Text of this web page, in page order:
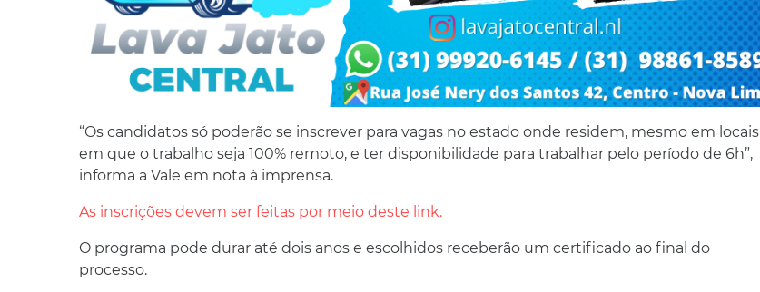
“Os candidatos só poderão se inscrever para vagas no estado onde residem, mesmo em locais
em que o trabalho seja 100% remoto, e ter disponibilidade para trabalhar pelo período de 6h”,
informa a Vale em nota à imprensa.
As inscrições devem ser feitas por meio deste link.
O programa pode durar até dois anos e escolhidos receberão um certificado ao final do
processo.